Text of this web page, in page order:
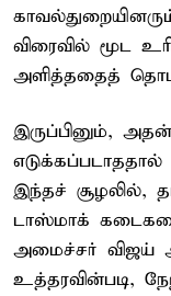
விரைவில் மூட
அளித்ததைத்
இருப்பினும்,
இந்தச் சூழலில்,
டாஸ்மாக்
அமைச்சர் விஜய்
உத்தரவின்படி,